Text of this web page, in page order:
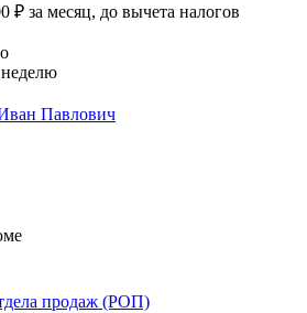
₽ за месяц, до вычета налогов
Павлович
продаж (РОП)